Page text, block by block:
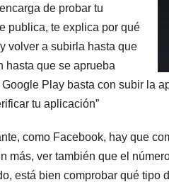
de probar tu
publica, te explica por qué
volver a subirla hasta que
hasta que se aprueba
Play basta con subir la
tu aplicación”
como Facebook, hay que
más, ver también que el
está bien comprobar qué tipo